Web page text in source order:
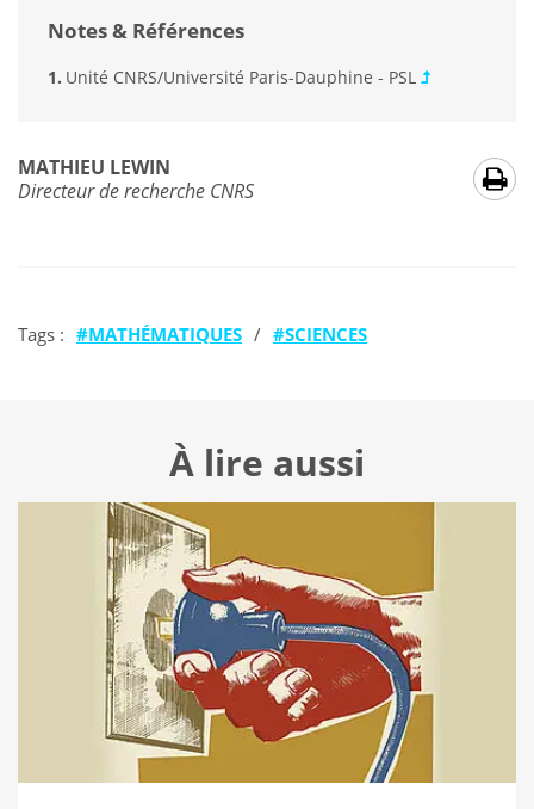
Notes & Références
Unité CNRS/Université Paris-Dauphine - PSL
MATHIEU LEWIN
Directeur de recherche CNRS
Tags : MATHÉMATIQUES / SCIENCES
À lire aussi